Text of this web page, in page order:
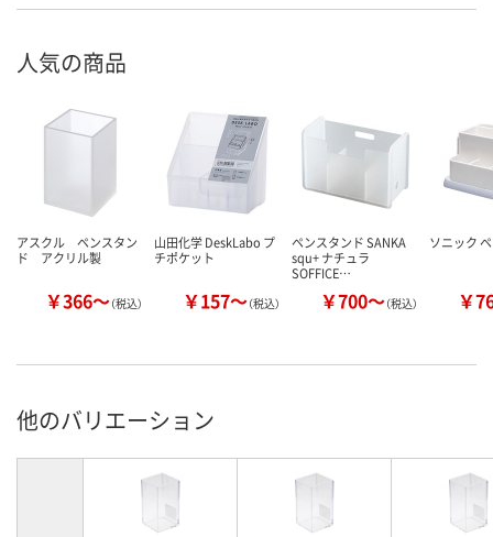
人気の商品
アスクル ペンスタン
ド アクリル製
￥366～（税込）
山田化学 DeskLabo プ
チポケット
￥157～（税込）
ペンスタンド SANKA
squ+ ナチュラ
SOFFICE…
￥700～（税込）
ソニック
￥
他のバリエーション